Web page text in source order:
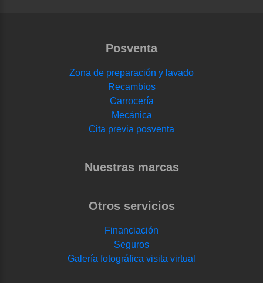
Posventa
Zona de preparación y lavado
Recambios
Carrocería
Mecánica
Cita previa posventa
Nuestras marcas
Otros servicios
Financiación
Seguros
Galería fotográfica visita virtual